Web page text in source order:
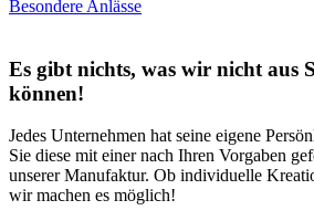
Besondere Anlässe
Es gibt nichts, was wir nicht aus
können!
Jedes Unternehmen hat seine eigene
Sie diese mit einer nach Ihren Vorgaben
unserer Manufaktur. Ob individuelle
wir machen es möglich!